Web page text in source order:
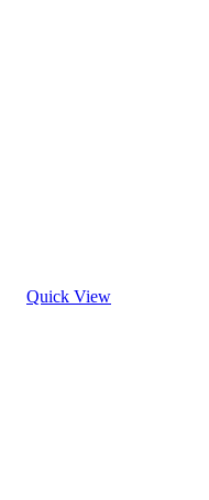
Quick View